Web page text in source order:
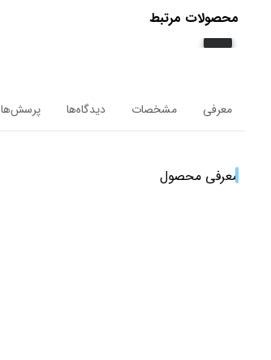
محصولات مرتبط
معرفی مشخصات دیدگاه‌ها پرسش‌ها
معرفی محصول